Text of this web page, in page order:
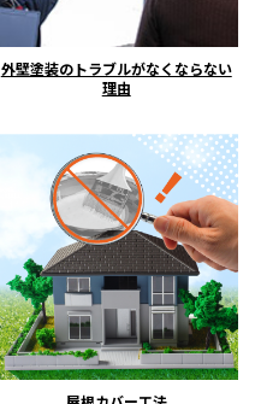
外壁塗装のトラブルがなくならない
理由